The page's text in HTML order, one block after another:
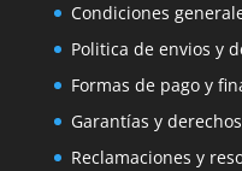
Condiciones
Politica de envios y
Formas de pago y
Garantías y
Reclamaciones y